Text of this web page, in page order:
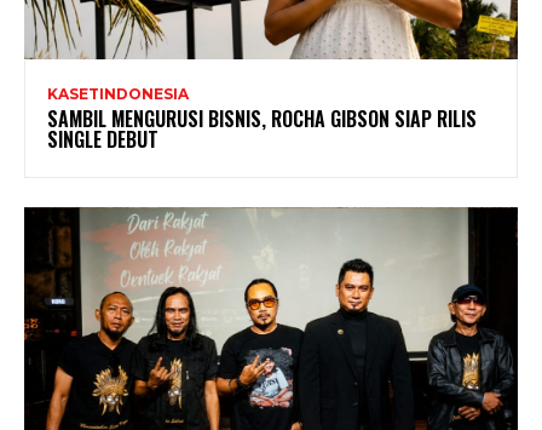
KASETINDONESIA
SAMBIL MENGURUSI BISNIS, ROCHA GIBSON SIAP RILIS
SINGLE DEBUT